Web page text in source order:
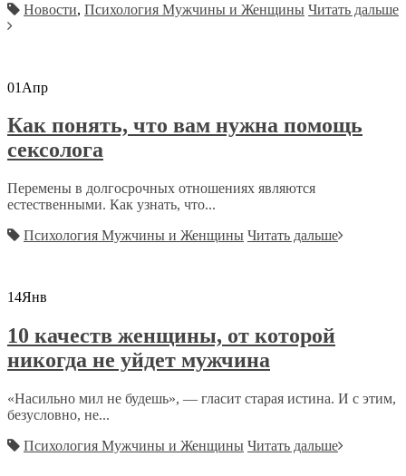
Новости, Психология Мужчины и Женщины Читать дальше
01 Апр
Как понять, что вам нужна помощь
сексолога
Перемены в долгосрочных отношениях являются
естественными. Как узнать, что...
Психология Мужчины и Женщины Читать дальше
14Янв
10 качеств женщины, от которой
никогда не уйдет мужчина
«Насильно мил не будешь», — гласит старая истина. И с этим,
безусловно, не...
Психология Мужчины и Женщины Читать дальше